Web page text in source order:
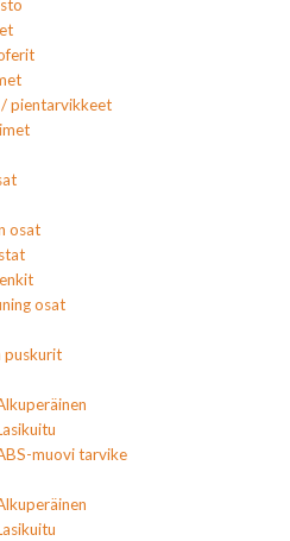
pientarvikkeet
osat
osat
puskurit
muovi tarvike